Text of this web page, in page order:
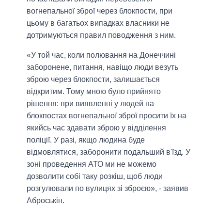
вогнепальної зброї через блокпости, при
цьому в багатьох випадках власники не
дотримуються правил поводження з ним.
«У той час, коли полювання на Донеччині
заборонене, питання, навіщо люди везуть
зброю через блокпости, залишається
відкритим. Тому мною було прийнято
рішення: при виявленні у людей на
блокпостах вогнепальної зброї просити їх на
якийсь час здавати зброю у відділення
поліції. У разі, якщо людина буде
відмовлятися, заборонити подальший в'їзд. У
зоні проведення АТО ми не можемо
дозволити собі таку розкіш, щоб люди
розгулювали по вулицях зі зброєю», - заявив
Аброськін.